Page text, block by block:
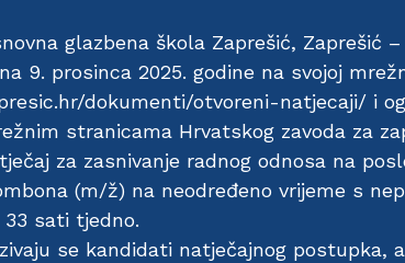
glazbena škola Zaprešić, Zaprešić
9. prosinca 2025. godine na svojoj
dokumenti/otvoreni-natjecaji/ i
stranicama Hrvatskog zavoda za
za zasnivanje radnog odnosa na
(m/ž) na neodređeno vrijeme s
33 sati tjedno.
se kandidati natječajnog postupka,